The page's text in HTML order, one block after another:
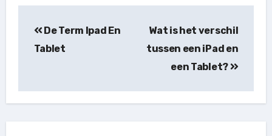
navigatie
De Term Ipad En
Tablet
Wat is het verschil
tussen een iPad en
een Tablet?